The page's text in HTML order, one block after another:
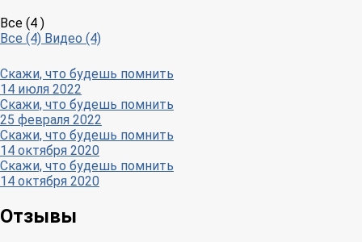
Все (4 )
Все (4) Видео (4)
Скажи, что будешь помнить
14 июля 2022
Скажи, что будешь помнить
25 февраля 2022
Скажи, что будешь помнить
14 октября 2020
Скажи, что будешь помнить
14 октября 2020
Отзывы